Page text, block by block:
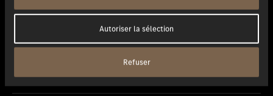
Autoriser la sélection
Refuser
Les champs indiqués par un * sont obligatoires.
Salutation*